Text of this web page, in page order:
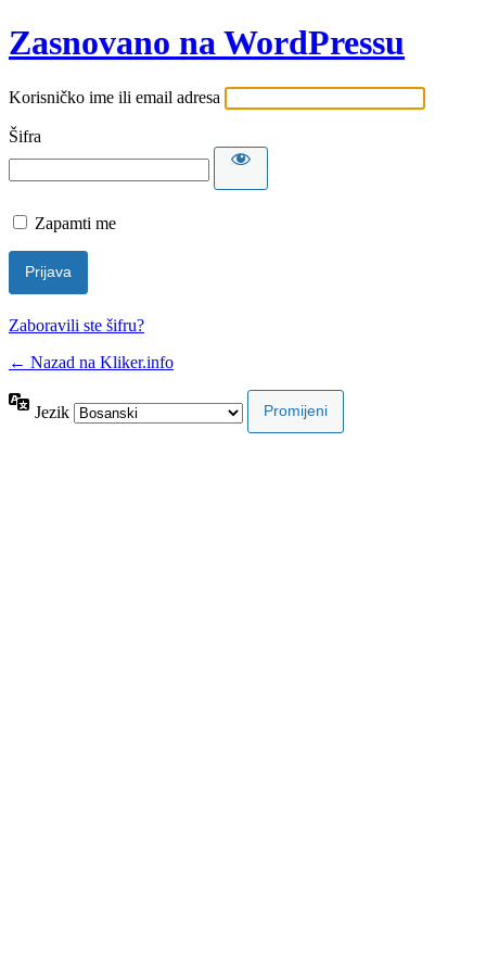
Zasnovano na WordPressu
Korisničko ime ili email adresa
Šifra
Zapamti me
Zaboravili ste šifru?
← Nazad na Kliker.info
Jezik